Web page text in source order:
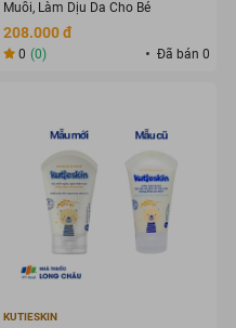
Muỗi, Làm Dịu Da Cho Bé
208.000 đ
0 (0) Đã bán 0
KUTIESKIN